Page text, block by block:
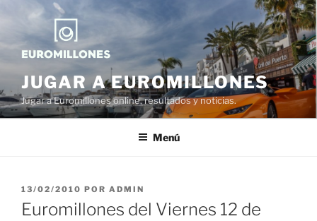
contenido
JUGAR A EUROMILLONES
Jugar a Euromillones online, resultados y noticias.
Menú
PUBLICADO
EL
13/02/2010 POR ADMIN
Euromillones del Viernes 12 de